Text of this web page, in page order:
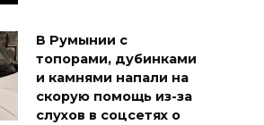
В Румынии с
топорами, дубинками
и камнями напали на
скорую помощь из-за
слухов в соцсетях о